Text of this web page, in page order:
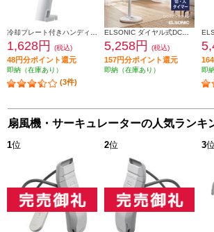
1,628円 (税込)
48円分ポイント還元
即納（在庫あり）
(3件)
5,258円 (税込)
157円分ポイント還元
即納（在庫あり） 即
扇風機・サーキュレーターの人気ランキ
1位 2位 3位